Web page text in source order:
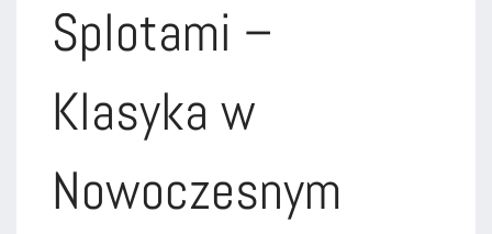
Splotami –
Klasyka w
Nowoczesnym